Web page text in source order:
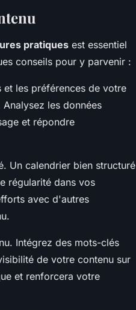
pratiques est essentiel
conseils pour y parvenir :
et les préférences de votre
les données
et répondre
Un calendrier bien structuré
régularité dans vos
avec d'autres
Intégrez des mots-clés
de votre contenu sur
et renforcera votre